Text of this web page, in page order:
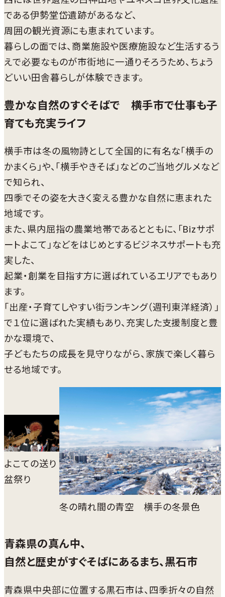
である伊勢堂岱遺跡があるなど、
周囲の観光資源にも恵まれています。
暮らしの面では、商業施設や医療施設など生活するう
えで必要なものが市街地に一通りそろうため、ちょう
どいい田舎暮らしが体験できます。
豊かな自然のすぐそばで 横手市で仕事も子
育ても充実ライフ
横手市は冬の風物詩として全国的に有名な「横手の
かまくら」や、「横手やきそば」などのご当地グルメなど
で知られ、
四季でその姿を大きく変える豊かな自然に恵まれた
地域です。
また、県内屈指の農業地帯であるとともに、「Bizサポ
ートよこて」などをはじめとするビジネスサポートも充
実した、
起業・創業を目指す方に選ばれているエリアでもあり
ます。
「出産・子育てしやすい街ランキング（週刊東洋経済）」
で１位に選ばれた実績もあり、充実した支援制度と豊
かな環境で、
子どもたちの成長を見守りながら、家族で楽しく暮ら
せる地域です。
よこての送り
盆祭り
冬の晴れ間の青空 横手の冬景色
青森県の真ん中、
自然と歴史がすぐそばにあるまち、黒石市
青森県中央部に位置する黒石市は、四季折々の自然